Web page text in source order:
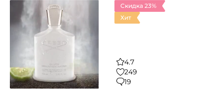
Скидка 23%
Хит
4.7
249
19